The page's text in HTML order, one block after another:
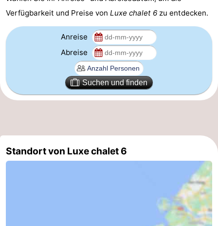
Parken
Reisebuchshop
Zeeland
Verfügbarkeit und Preise von Luxe chalet 6 zu entdecken.
Anreise
Abreise
Suchen und finden
Standort von Luxe chalet 6